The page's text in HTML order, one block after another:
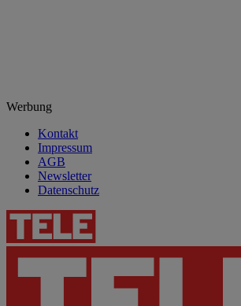
Werbung
Kontakt
Impressum
AGB
Newsletter
Datenschutz